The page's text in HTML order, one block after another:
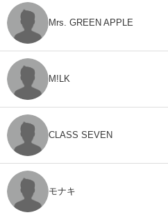
Mrs. GREEN APPLE
M!LK
CLASS SEVEN
モナキ